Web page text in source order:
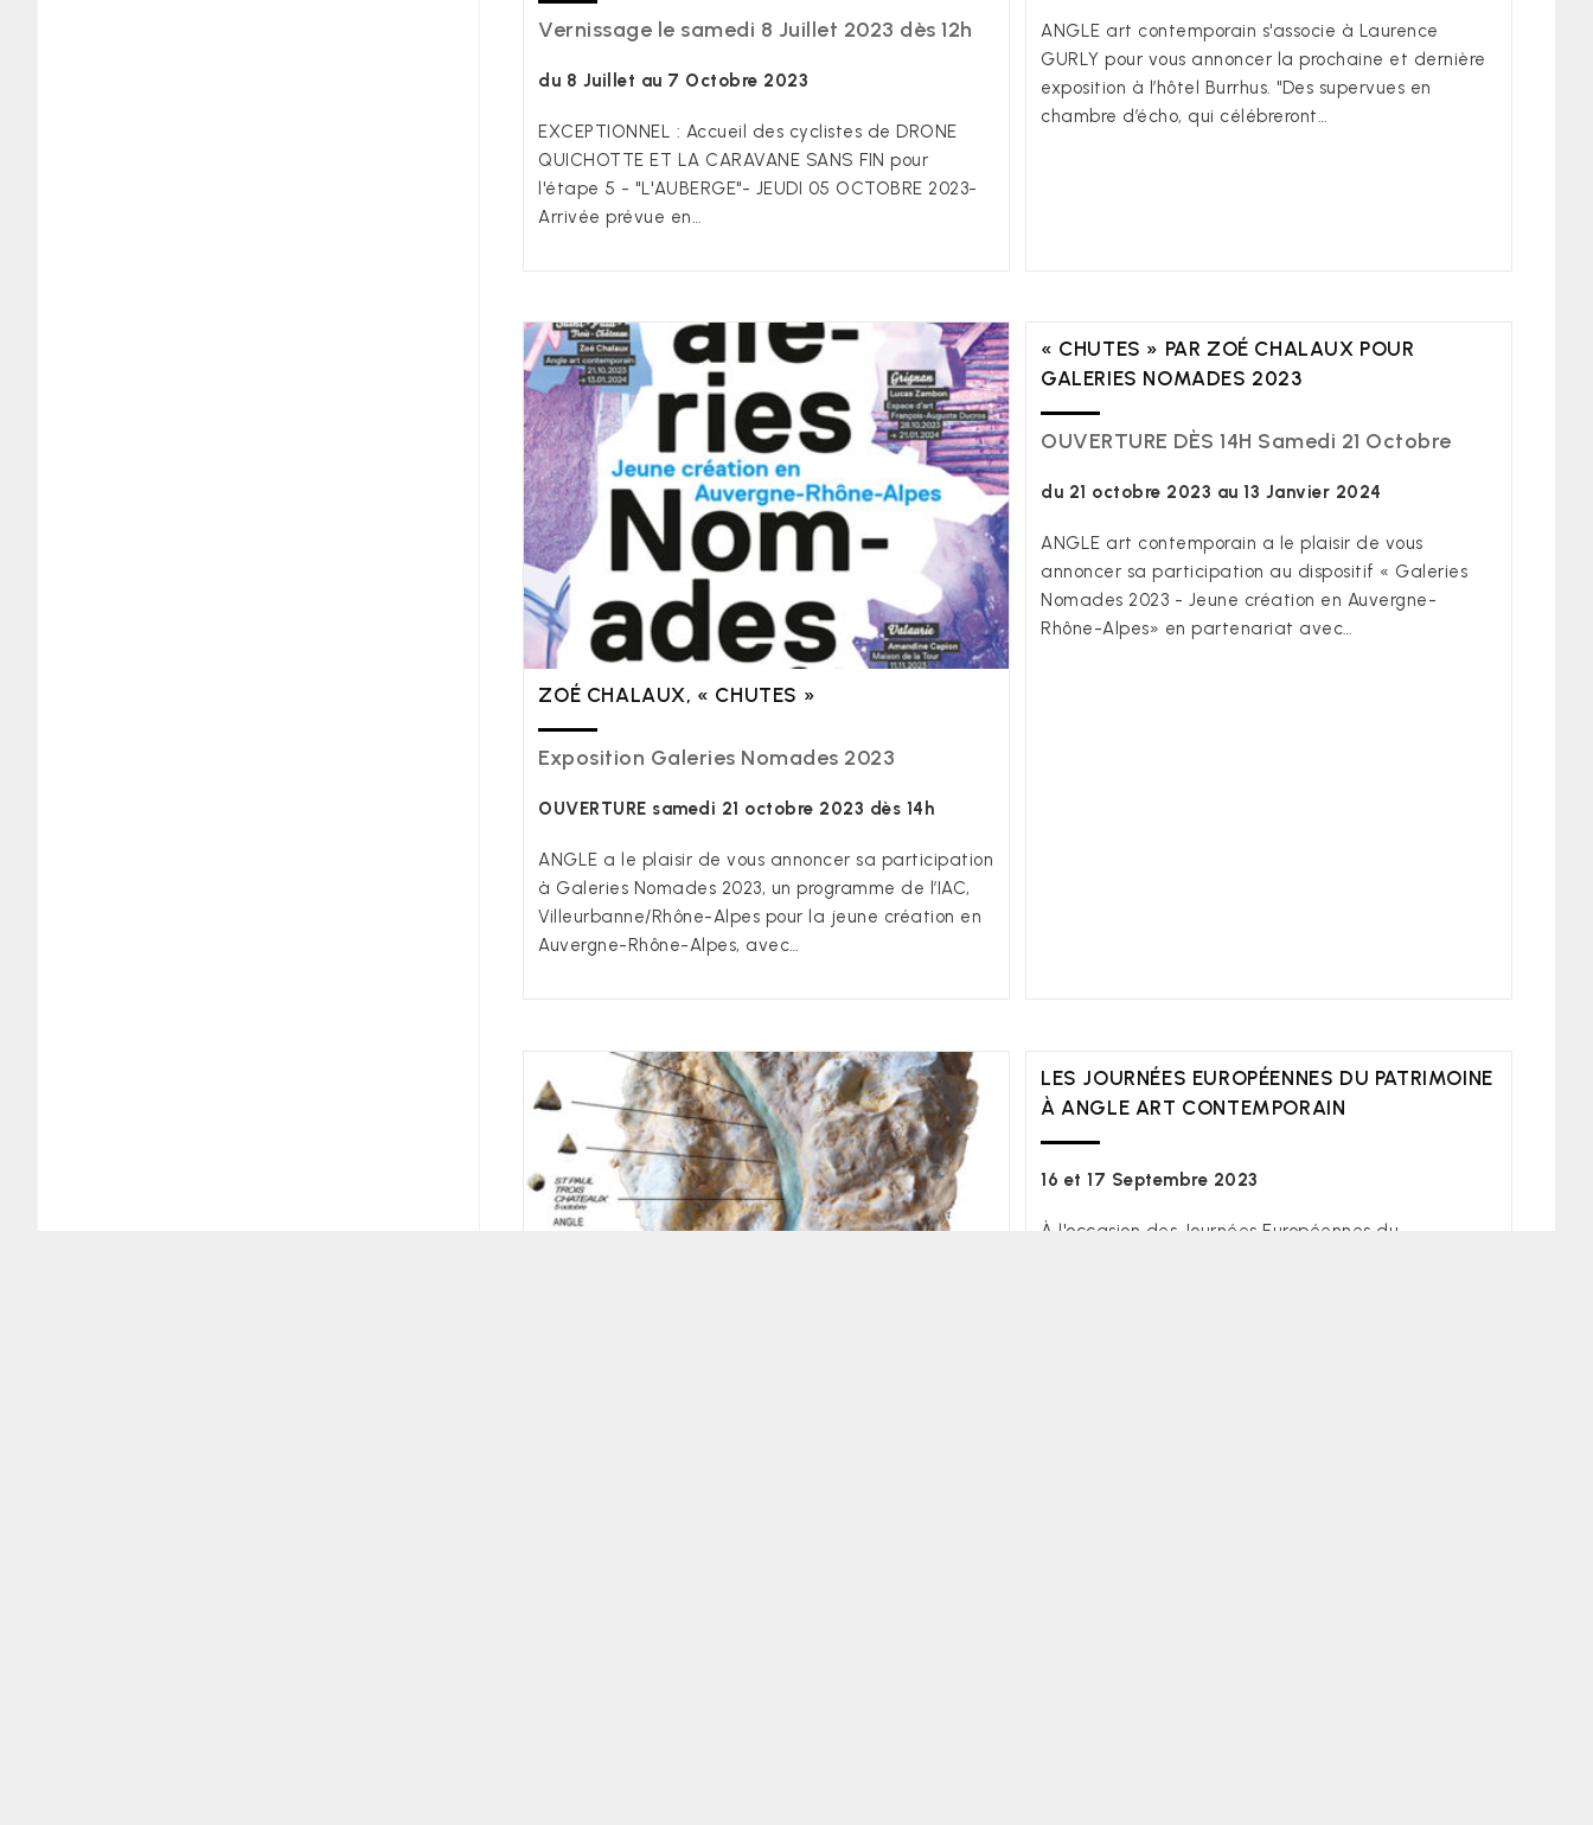
Vernissage le samedi 8 Juillet 2023 dès 12h
du 8 Juillet au 7 Octobre 2023
EXCEPTIONNEL : Accueil des cyclistes de DRONE
QUICHOTTE ET LA CARAVANE SANS FIN pour
l'étape 5 - "L'AUBERGE"- JEUDI 05 OCTOBRE 2023-
Arrivée prévue en…
ANGLE art contemporain s'associe à Laurence
GURLY pour vous annoncer la prochaine et dernière
exposition à l’hôtel Burrhus. "Des supervues en
chambre d’écho, qui célébreront…
ZOÉ CHALAUX, « CHUTES »
Exposition Galeries Nomades 2023
OUVERTURE samedi 21 octobre 2023 dès 14h
ANGLE a le plaisir de vous annoncer sa participation
à Galeries Nomades 2023, un programme de l’IAC,
Villeurbanne/Rhône-Alpes pour la jeune création en
Auvergne-Rhône-Alpes, avec…
« CHUTES » PAR ZOÉ CHALAUX POUR
GALERIES NOMADES 2023
OUVERTURE DÈS 14H Samedi 21 Octobre
du 21 octobre 2023 au 13 Janvier 2024
ANGLE art contemporain a le plaisir de vous
annoncer sa participation au dispositif « Galeries
Nomades 2023 - Jeune création en Auvergne-
Rhône-Alpes» en partenariat avec…
LES JOURNÉES EUROPÉENNES DU PATRIMOINE
À ANGLE ART CONTEMPORAIN
16 et 17 Septembre 2023
À l'occasion des Journées Européennes du
Angle Art Contemporain
26130 Saint-Paul-Trois-Châteaux - Copyright 2008 - 2026